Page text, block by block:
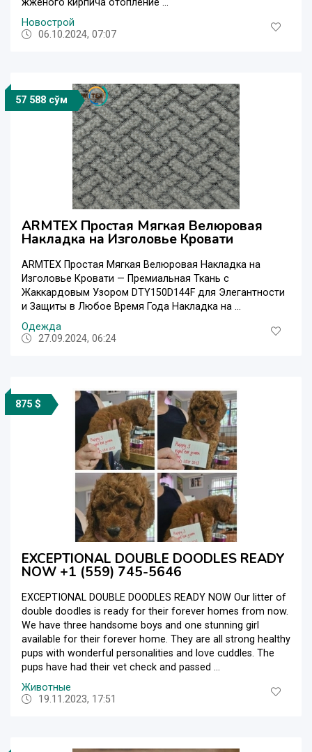
Новострой
06.10.2024, 07:07
57 588 сўм
ARMTEX Простая Мягкая Велюровая
Накладка на Изголовье Кровати
ARMTEX Простая Мягкая Велюровая Накладка на
Изголовье Кровати — Премиальная Ткань с
Жаккардовым Узором DTY150D144F для Элегантности
и Защиты в Любое Время Года Накладка на ...
Одежда
27.09.2024, 06:24
875 $
EXCEPTIONAL DOUBLE DOODLES READY
NOW +1 (559) 745-5646
EXCEPTIONAL DOUBLE DOODLES READY NOW Our litter of
double doodles is ready for their forever homes from now.
We have three handsome boys and one stunning girl
available for their forever home. They are all strong healthy
pups with wonderful personalities and love cuddles. The
pups have had their vet check and passed ...
Животные
19.11.2023, 17:51